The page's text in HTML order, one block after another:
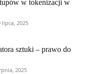
w tokenizacji w
lipca, 2025
sztuki – prawo do
2025